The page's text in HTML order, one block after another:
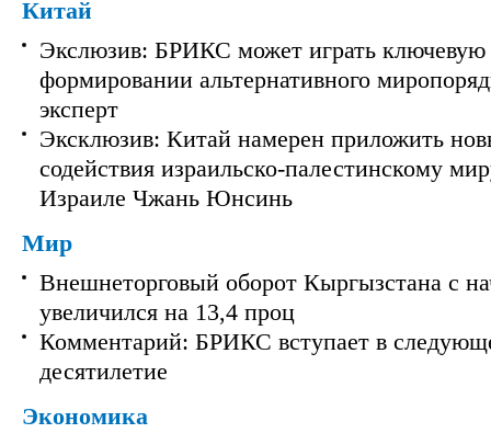
Китай
Экслюзив: БРИКС может играть ключевую
формировании альтернативного
эксперт
Эксклюзив: Китай намерен приложить
содействия израильско-палестинскому
Израиле Чжань Юнсинь
Мир
Внешнеторговый оборот Кыргызстана с
увеличился на 13,4 проц
Комментарий: БРИКС вступает в
десятилетие
Экономика